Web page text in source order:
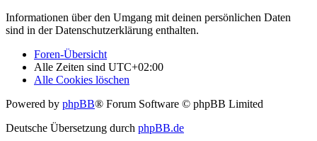
Informationen über den Umgang mit deinen persönlichen Daten
sind in der Datenschutzerklärung enthalten.
Foren-Übersicht
Alle Zeiten sind UTC+02:00
Alle Cookies löschen
Powered by phpBB® Forum Software © phpBB Limited
Deutsche Übersetzung durch phpBB.de